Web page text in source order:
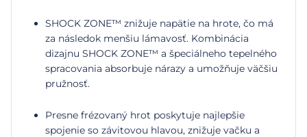
SHOCK ZONE™ znižuje napätie na hrote, čo má
za následok menšiu lámavosť. Kombinácia
dizajnu SHOCK ZONE™ a špeciálneho tepelného
spracovania absorbuje nárazy a umožňuje väčšiu
pružnosť.
Presne frézovaný hrot poskytuje najlepšie
spojenie so závitovou hlavou, znižuje vačku a